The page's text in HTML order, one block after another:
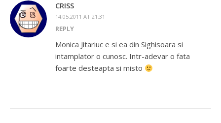
CRISS
14.05.2011 AT 21:31
REPLY
Monica Jitariuc e si ea din Sighisoara si
intamplator o cunosc. Intr-adevar o fata
foarte desteapta si misto